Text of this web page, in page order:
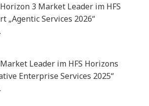
3 Market Leader im HFS
„Agentic Services 2026“
Leader im HFS Horizons
Enterprise Services 2025“